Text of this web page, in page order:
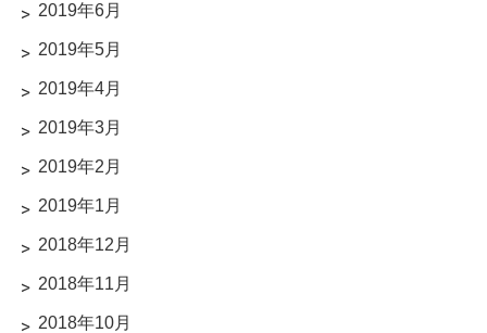
2019年6月
2019年5月
2019年4月
2019年3月
2019年2月
2019年1月
2018年12月
2018年11月
2018年10月